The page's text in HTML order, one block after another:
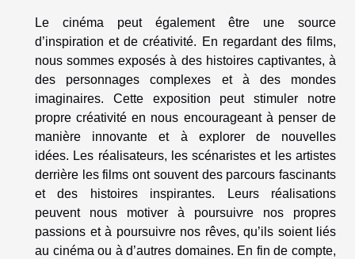
Le cinéma peut également être une source
d’inspiration et de créativité. En regardant des films,
nous sommes exposés à des histoires captivantes, à
des personnages complexes et à des mondes
imaginaires. Cette exposition peut stimuler notre
propre créativité en nous encourageant à penser de
manière innovante et à explorer de nouvelles
idées. Les réalisateurs, les scénaristes et les artistes
derrière les films ont souvent des parcours fascinants
et des histoires inspirantes. Leurs réalisations
peuvent nous motiver à poursuivre nos propres
passions et à poursuivre nos rêves, qu’ils soient liés
au cinéma ou à d’autres domaines. En fin de compte,